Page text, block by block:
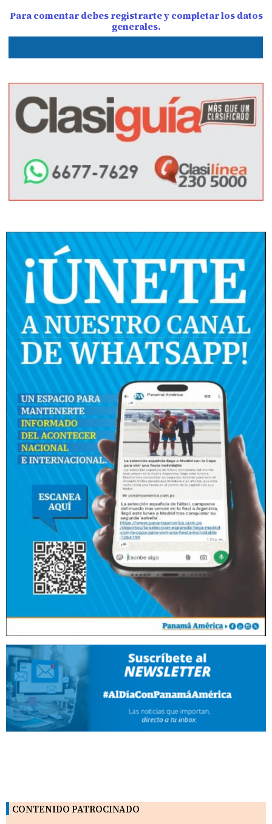
Para comentar debes registrarte y completar los datos
generales.
CONTENIDO PATROCINADO